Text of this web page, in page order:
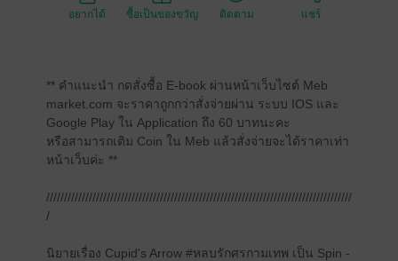
อยากได้ ซื้อเป็นของขวัญ ติดตาม แชร์
** คำแนะนำ กดสั่งซื้อ E-book ผ่านหน้าเว็บไซต์ Meb
market.com จะราคาถูกกว่าสั่งจ่ายผ่าน ระบบ IOS และ
Google Play ใน Application ถึง 60 บาทนะคะ
หรือสามารถเติม Coin ใน Meb แล้วสั่งจ่ายจะได้ราคาเท่า
หน้าเว็บค่ะ **
//////////////////////////////////////////////////////////////////////////////////////
/
นิยายเรื่อง Cupid's Arrow #หลบรักศรกามเทพ เป็น Spin -